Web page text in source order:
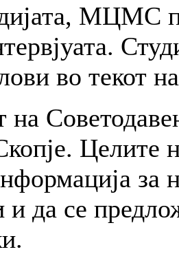
МЦМС
во текот
на
Целите
за
и да се